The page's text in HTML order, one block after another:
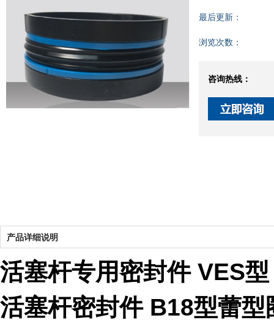
最后更新：
浏览次数：
咨询热线：
产品详细说明
活塞杆专用密封件 VES型
活塞杆密封件 B18型蕾型